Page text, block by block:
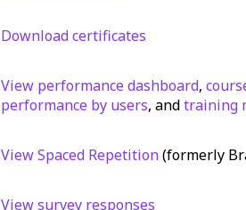
Download certificates
View performance dashboard,
performance by users, andtraining
View Spaced Repetition(formerly
View survey responses